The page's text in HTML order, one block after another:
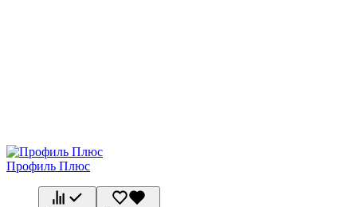
Профиль Плюс